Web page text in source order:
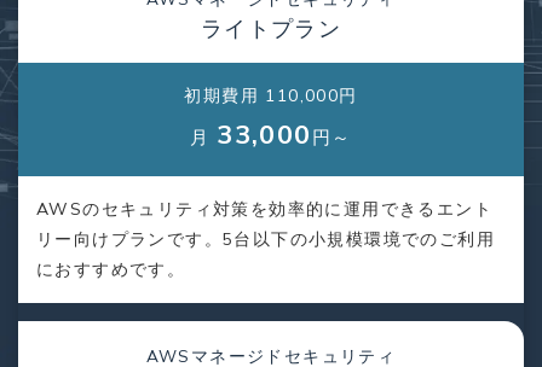
ライトプラン
初期費用 110,000円
月 33,000 円～
AWSのセキュリティ対策を効率的に運用できるエント
リー向けプランです。5台以下の小規模環境でのご利用
におすすめです。
AWSマネージドセキュリティ